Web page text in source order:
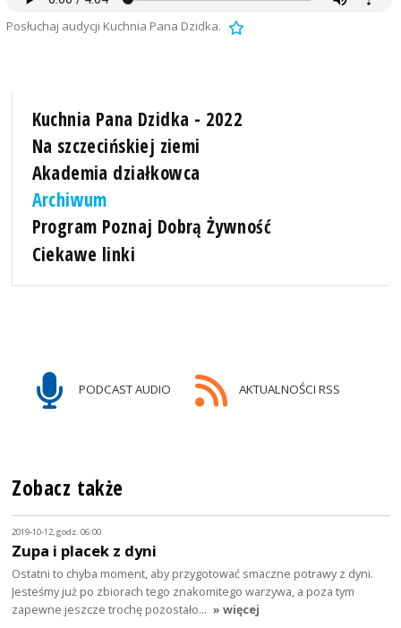
Posłuchaj audycji Kuchnia Pana Dzidka.
Kuchnia Pana Dzidka - 2022
Na szczecińskiej ziemi
Akademia działkowca
Archiwum
Program Poznaj Dobrą Żywność
Ciekawe linki
PODCAST AUDIO AKTUALNOŚCI RSS
Zobacz także
2019-10-12, godz. 06:00
Zupa i placek z dyni
Ostatni to chyba moment, aby przygotować smaczne potrawy z dyni.
Jesteśmy już po zbiorach tego znakomitego warzywa, a poza tym
zapewne jeszcze trochę pozostało… » więcej